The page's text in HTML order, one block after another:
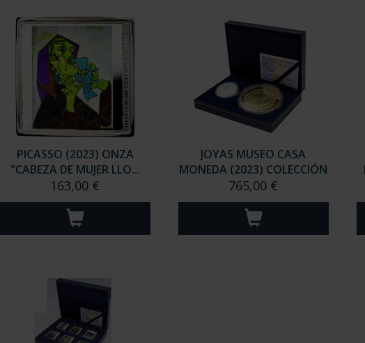
PICASSO (2023) ONZA
"CABEZA DE MUJER LLO...
163,00 €
JOYAS MUSEO CASA
MONEDA (2023) COLECCIÓN
765,00 €